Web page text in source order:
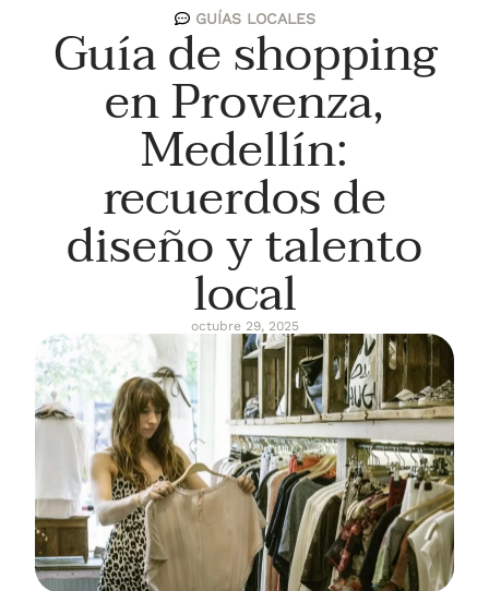
GUÍAS LOCALES
Guía de shopping
en Provenza,
Medellín:
recuerdos de
diseño y talento
local
octubre 29, 2025